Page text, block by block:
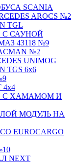
SCANIA
AROCS №2
TGL
САУНОЙ
43118 №9
№2
UNIMOG
6х6
4x4
С ХАМАМОМ И
МОДУЛЬ НА
EUROCARGO
NEXT